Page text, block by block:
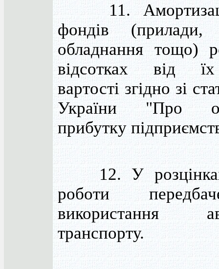
11.
фондів (прилади,
обладнання тощо)
відсотках від їх
вартості згідно зі
України "Про
прибутку
12. У розцінках
роботи
використання
транспорту.